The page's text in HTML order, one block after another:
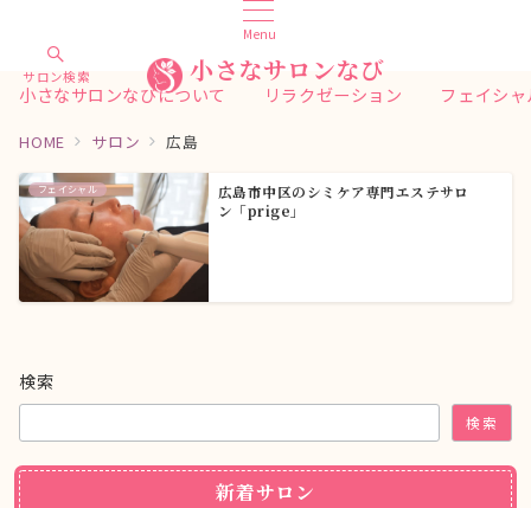
Menu
小さなサロンなび
サロン検索
小さなサロンなびについて リラクゼーション フェイシャ
HOME サロン 広島
フェイシャル
広島市中区のシミケア専門エステサロ
ン 「prige」
検索
検索
新着サロン